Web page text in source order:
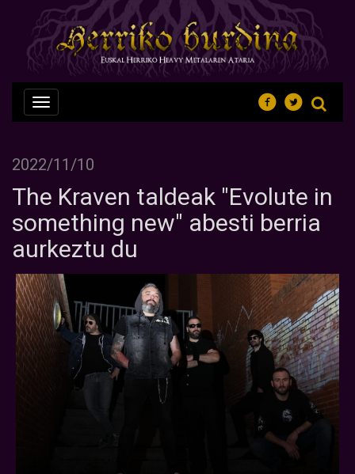
Nabegazioa
ireki
2022/11/10
The Kraven taldeak "Evolute in
something new" abesti berria
aurkeztu du